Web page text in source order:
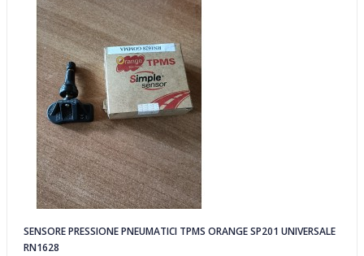
SENSORE PRESSIONE PNEUMATICI TPMS ORANGE SP201 UNIVERSALE
RN1628